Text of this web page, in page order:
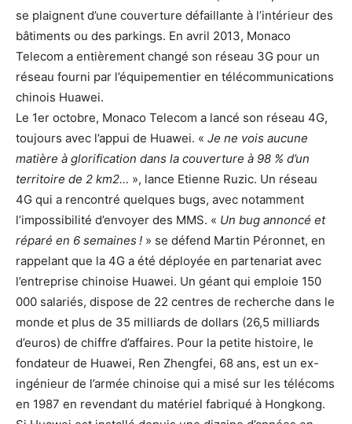
se plaignent d’une couverture défaillante à l’intérieur des
bâtiments ou des parkings. En avril 2013, Monaco
Telecom a entièrement changé son réseau 3G pour un
réseau fourni par l’équipementier en télécommunications
chinois Huawei.
Le 1er octobre, Monaco Telecom a lancé son réseau 4G,
toujours avec l’appui de Huawei. « Je ne vois aucune
matière à glorification dans la couverture à 98 % d’un
territoire de 2 km2… », lance Etienne Ruzic. Un réseau
4G qui a rencontré quelques bugs, avec notamment
l’impossibilité d’envoyer des MMS. « Un bug annoncé et
réparé en 6 semaines ! » se défend Martin Péronnet, en
rappelant que la 4G a été déployée en partenariat avec
l’entreprise chinoise Huawei. Un géant qui emploie 150
000 salariés, dispose de 22 centres de recherche dans le
monde et plus de 35 milliards de dollars (26,5 milliards
d’euros) de chiffre d’affaires. Pour la petite histoire, le
fondateur de Huawei, Ren Zhengfei, 68 ans, est un ex-
ingénieur de l’armée chinoise qui a misé sur les télécoms
en 1987 en revendant du matériel fabriqué à Hongkong.